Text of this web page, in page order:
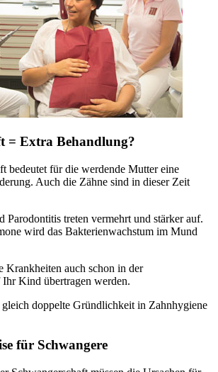
= Extra Behandlung?
bedeutet für die werdende Mutter eine
Auch die Zähne sind in dieser Zeit
Parodontitis treten vermehrt und stärker auf.
wird das Bakterienwachstum im Mund
Krankheiten auch schon in der
Ihr Kind übertragen werden.
doppelte Gründlichkeit in Zahnhygiene
für Schwangere